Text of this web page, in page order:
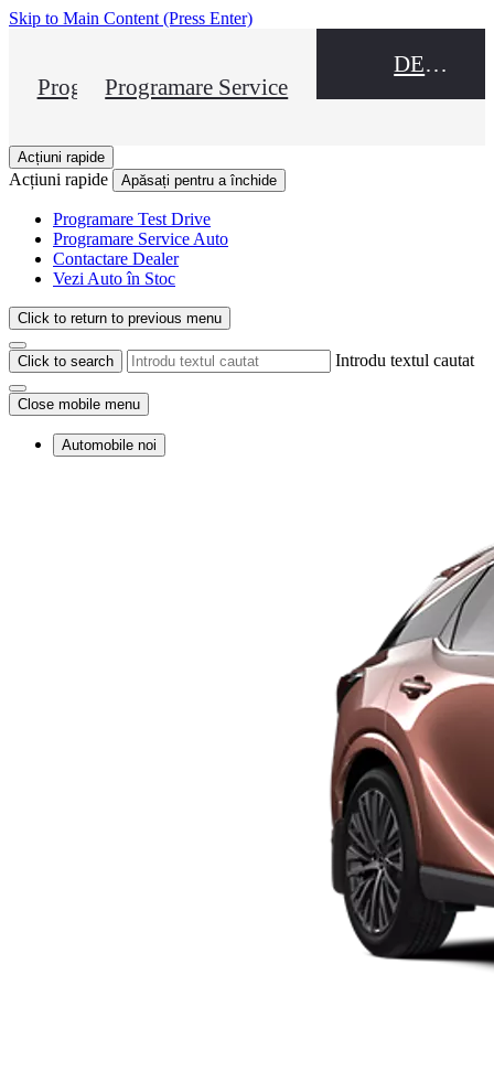
Skip to Main Content (Press Enter)
Programare Test Drive
Programare Service
DEALER NAME
Acțiuni rapide
Acțiuni rapide Apăsați pentru a închide
Programare Test Drive
Programare Service Auto
Contactare Dealer
Vezi Auto în Stoc
Click to return to previous menu
Click to search Introdu textul cautat
Close mobile menu
Automobile noi